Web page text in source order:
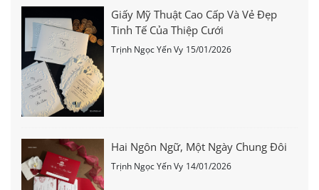
Giấy Mỹ Thuật Cao Cấp Và Vẻ Đẹp
Tinh Tế Của Thiệp Cưới
Trịnh Ngọc Yến Vy 15/01/2026
Hai Ngôn Ngữ, Một Ngày Chung Đôi
Trịnh Ngọc Yến Vy 14/01/2026